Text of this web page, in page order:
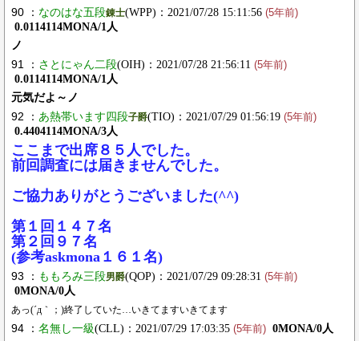
90 ： なのはな五段錬士(WPP)：2021/07/28 15:11:56 (5年前)
0.0114114MONA/1人
ノ
91 ： さとにゃん二段(OIH)：2021/07/28 21:56:11 (5年前)
0.0114114MONA/1人
元気だよ～ノ
92 ： あ熱帯います四段子爵(TIO)：2021/07/29 01:56:19 (5年前)
0.4404114MONA/3人
ここまで出席８５人でした。
前回調査には届きませんでした。
ご協力ありがとうございました(^^)
第１回１４７名
第２回９７名
(参考askmona１６１名)
93 ： ももろみ三段男爵(QOP)：2021/07/29 09:28:31 (5年前)
0MONA/0人
あっ(´д｀；)終了していた…いきてますいきてます
94 ： 名無し一級(CLL)：2021/07/29 17:03:35 (5年前) 0MONA/0人